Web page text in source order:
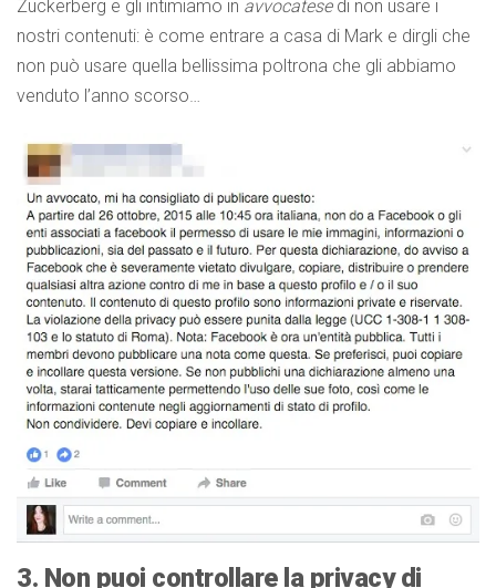
Zuckerberg e gli intimiamo in avvocatesedi non usare i
nostri contenuti: è come entrare a casa di Mark e dirgli che
non può usare quella bellissima poltrona che gli abbiamo
venduto l’anno scorso…
3. Non puoi controllare la privacy di